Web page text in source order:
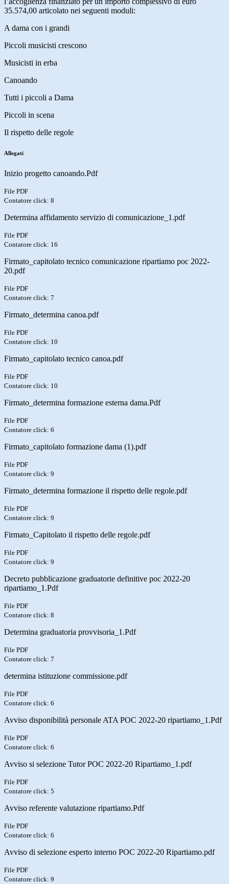
35.574,00 articolato nei seguenti moduli:
A dama con i grandi
Piccoli musicisti crescono
Musicisti in erba
Canoando
Tutti i piccoli a Dama
Piccoli in scena
Il rispetto delle regole
Allegati
Inizio progetto canoando.Pdf
File PDF
Contatore click: 8
Determina affidamento servizio di comunicazione_1.pdf
File PDF
Contatore click: 16
Firmato_capitolato tecnico comunicazione ripartiamo poc 2022-
20.pdf
File PDF
Contatore click: 7
Firmato_determina canoa.pdf
File PDF
Contatore click: 10
Firmato_capitolato tecnico canoa.pdf
File PDF
Contatore click: 10
Firmato_determina formazione esterna dama.Pdf
File PDF
Contatore click: 6
Firmato_capitolato formazione dama (1).pdf
File PDF
Contatore click: 9
Firmato_determina formazione il rispetto delle regole.pdf
File PDF
Contatore click: 9
Firmato_Capitolato il rispetto delle regole.pdf
File PDF
Contatore click: 9
Decreto pubblicazione graduatorie definitive poc 2022-20
ripartiamo_1.Pdf
File PDF
Contatore click: 8
Determina graduatoria provvisoria_1.Pdf
File PDF
Contatore click: 7
determina istituzione commissione.pdf
File PDF
Contatore click: 6
Avviso disponibilità personale ATA POC 2022-20 ripartiamo_1.Pdf
File PDF
Contatore click: 6
Avviso si selezione Tutor POC 2022-20 Ripartiamo_1.pdf
File PDF
Contatore click: 5
Avviso referente valutazione ripartiamo.Pdf
File PDF
Contatore click: 6
Avviso di selezione esperto interno POC 2022-20 Ripartiamo.pdf
File PDF
Contatore click: 9